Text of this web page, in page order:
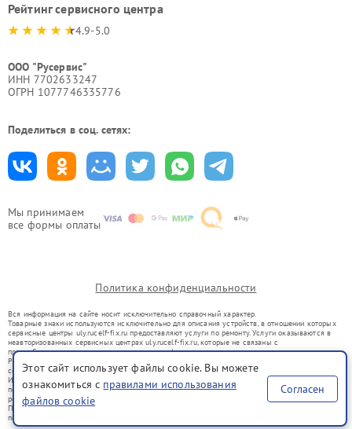
Мы принимаем
все формы оплаты
Рейтинг сервисного центра
4.9-5.0
ООО "Русервис"
ИНН 7702633247
ОГРН 1077746335776
Поделиться в соц. сетях:
Политика конфиденциальности
Вся информация на сайте носит исключительно справочный характер.
Товарные знаки используются исключительно для описания устройств, в отношении которых
сервисные центры uly.rucelf-fix.ru предоставляют услуги по ремонту. Услуги оказываются в
неавторизованных сервисных центрах uly.rucelf-fix.ru, которые не связаны с
правообладателями товарных знаков или их официальными представителями.
Ремонт осуществляется для устройств, уже введенных в гражданский оборот в соответствии
со статьей 1487 ГК РФ.
Использование товарных знаков не преследует цели индивидуализации услуг или введения
потребителей в заблуждение, а служит для информирования о предоставляемых услугах по
ремонту техники указанных брендов.
Представленная на сайте информация не является публичной офертой, определяемой
положениями Статьи 437(2) Гражданского кодекса РФ
Этот сайт использует файлы cookie. Вы можете
ознакомиться с правилами использования
файлов cookie
Согласен